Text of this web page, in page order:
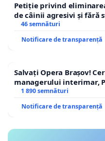
Petiție privind
de câinii agresivi și fără
46 semnături
Notificare de transparență
Salvați Opera Brașov!
managerului interimar,
1 890 semnături
Notificare de transparență